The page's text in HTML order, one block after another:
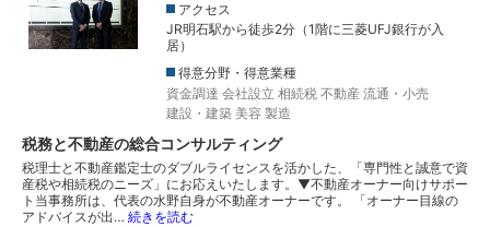
アクセス
JR明石駅から徒歩2分（1階に三菱UFJ銀行が入
居）
得意分野・得意業種
資金調達 会社設立 相続税 不動産 流通・小売
建設・建築 美容 製造
税務と不動産の総合コンサルティング
税理士と不動産鑑定士のダブルライセンスを活かした、「専門性と誠意で資
産税や相続税のニーズ」にお応えいたします。▼不動産オーナー向けサポー
ト当事務所は、代表の水野自身が不動産オーナーです。 「オーナー目線の
アドバイスが出… 続きを読む